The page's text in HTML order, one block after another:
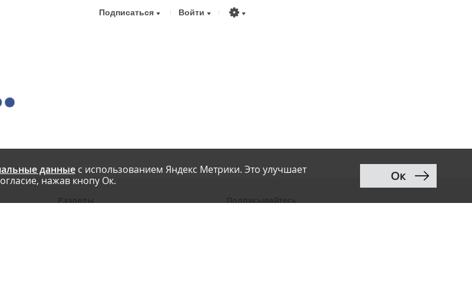
Подписаться Войти
данныес использованием Яндекс Метрики. Это улучшает
нажав кнопу Ок.
Ок
Разделы Подписывайтесь